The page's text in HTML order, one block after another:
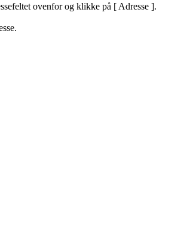
ovenfor og klikke på [ Adresse ].